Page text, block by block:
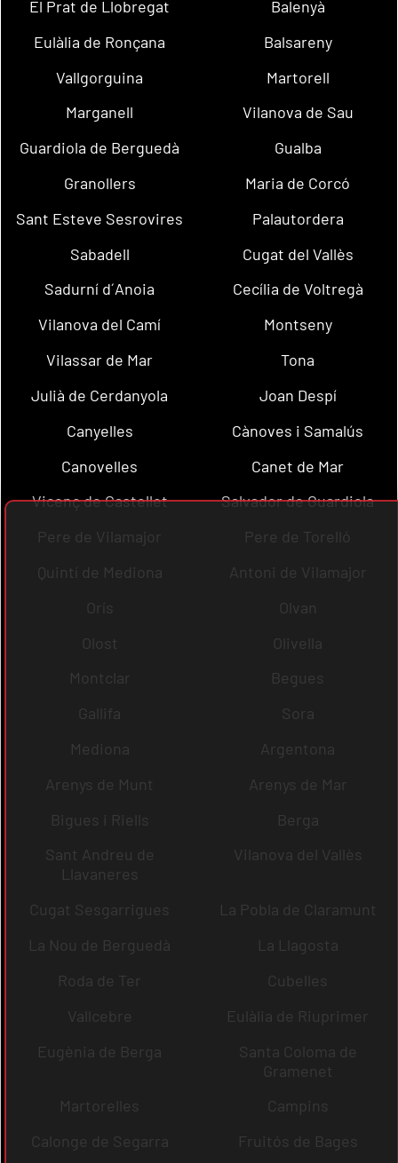
El Prat de Llobregat
Balenyà
Eulàlia de Ronçana
Balsareny
Vallgorguina
Martorell
Marganell
Vilanova de Sau
Guardiola de Berguedà
Gualba
Granollers
Maria de Corcó
Sant Esteve Sesrovires
Palautordera
Sabadell
Cugat del Vallès
Sadurní d´Anoia
Cecília de Voltregà
Vilanova del Camí
Montseny
Vilassar de Mar
Tona
Julià de Cerdanyola
Joan Despí
Canyelles
Cànoves i Samalús
Canovelles
Canet de Mar
Vicenç de Castellet
Salvador de Guardiola
Pere de Vilamajor
Pere de Torelló
Quintí de Mediona
Antoni de Vilamajor
Orís
Olvan
Olost
Olivella
Montclar
Begues
Gallifa
Sora
Mediona
Argentona
Arenys de Munt
Arenys de Mar
Bigues i Riells
Berga
Sant Andreu de
Llavaneres
Vilanova del Vallès
Cugat Sesgarrigues
La Pobla de Claramunt
La Nou de Berguedà
La Llagosta
Roda de Ter
Cubelles
Vallcebre
Eulàlia de Riuprimer
Eugènia de Berga
Santa Coloma de
Gramenet
Martorelles
Campins
Calonge de Segarra
Fruitós de Bages